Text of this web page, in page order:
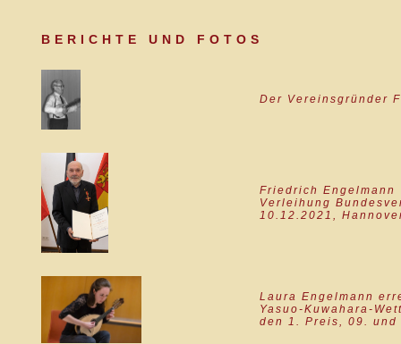
BERICHTE UND FOTOS
Der Vereinsgründer
Friedrich Engelmann
Verleihung
10.12.2021,
Laura Engelmann
Yasuo-Kuwahara-
den 1. Preis, 09.